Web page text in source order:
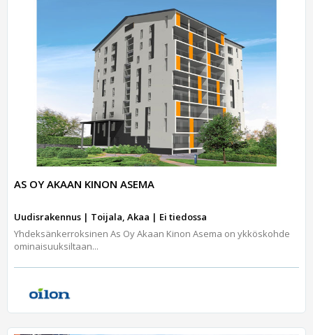
AS OY AKAAN KINON ASEMA
Uudisrakennus | Toijala, Akaa | Ei tiedossa
Yhdeksänkerroksinen As Oy Akaan Kinon Asema on ykköskohde
ominaisuuksiltaan...